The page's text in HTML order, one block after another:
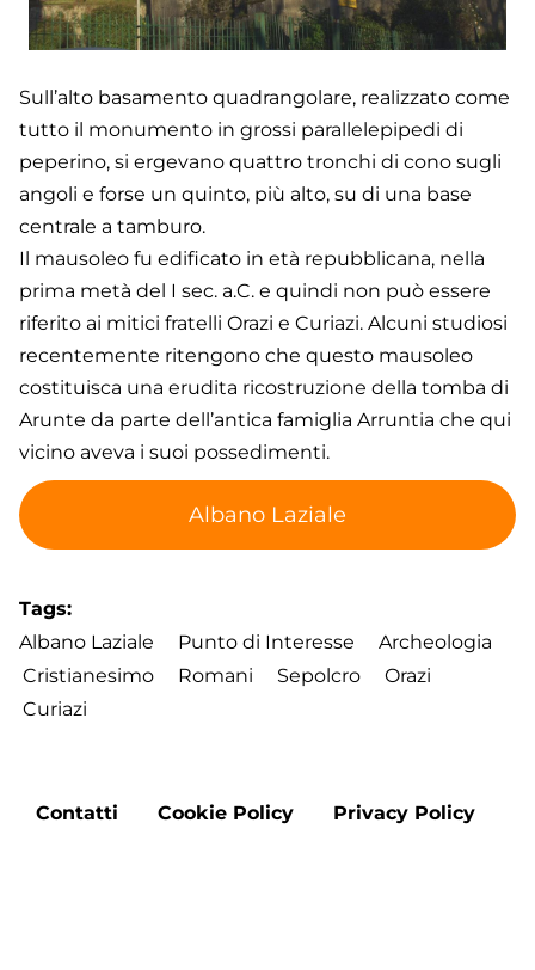
Sull’alto basamento quadrangolare, realizzato come
tutto il monumento in grossi parallelepipedi di
peperino, si ergevano quattro tronchi di cono sugli
angoli e forse un quinto, più alto, su di una base
centrale a tamburo.
Il mausoleo fu edificato in età repubblicana, nella
prima metà del I sec. a.C. e quindi non può essere
riferito ai mitici fratelli Orazi e Curiazi. Alcuni studiosi
recentemente ritengono che questo mausoleo
costituisca una erudita ricostruzione della tomba di
Arunte da parte dell’antica famiglia Arruntia che qui
vicino aveva i suoi possedimenti.
Albano Laziale
Tags
Albano Laziale
Punto di Interesse
Archeologia
Cristianesimo
Romani Sepolcro
Orazi
Curiazi
Footer
Contatti Cookie Policy Privacy Policy